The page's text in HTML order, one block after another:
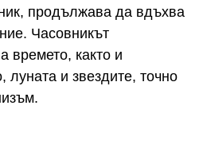
продължава да вдъхва
Часовникът
времето, както и
луната и звездите, точно